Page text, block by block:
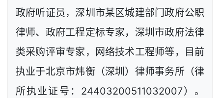
政府听证员，深圳市某区城建部门政府公职
律师、政府工程定标专家，深圳市政府法律
类采购评审专家，网络技术工程师等，目前
执业于北京市炜衡（深圳）律师事务所（律
所执业证号：24403200511032007）。